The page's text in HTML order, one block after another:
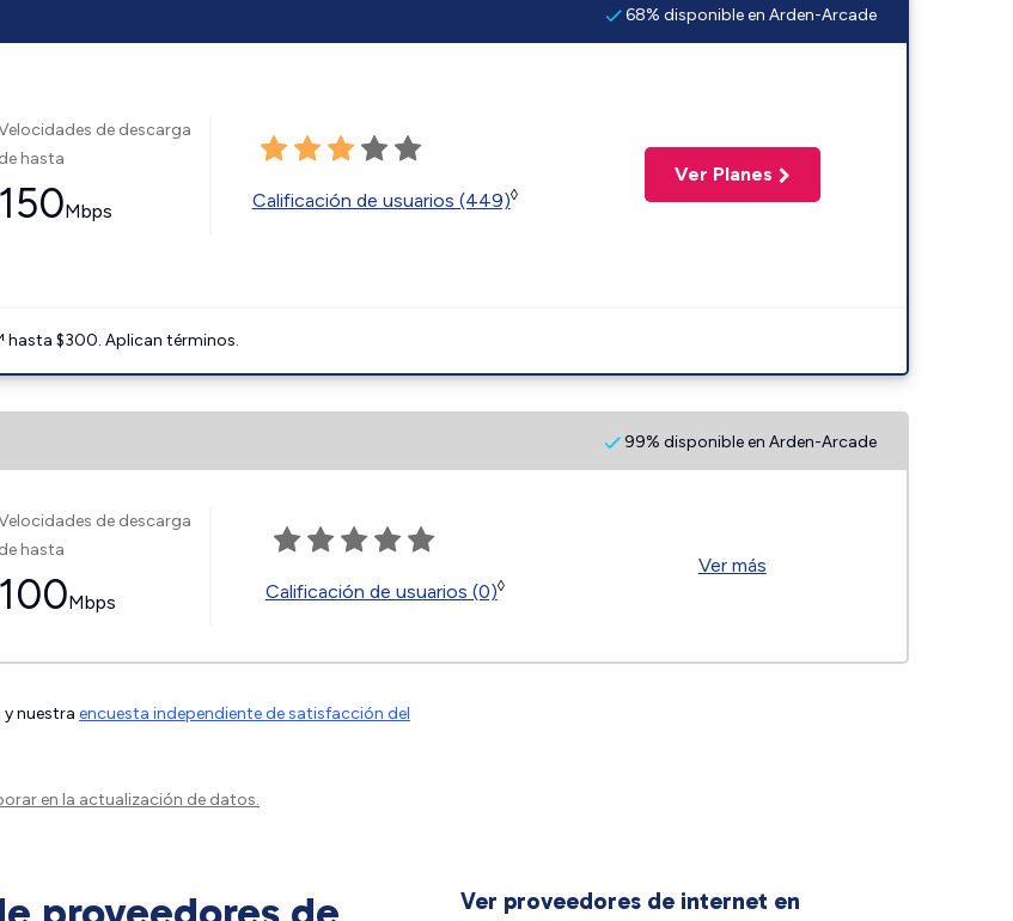
68% disponible en Arden-Arcade
de descarga
de hasta
150Mbps Calificación de usuarios (449)◊
Ver Planes
$300. Aplican términos.
99% disponible en Arden-Arcade
de descarga
de hasta
100Mbps Calificación de usuarios (0)◊
Ver más
y nuestra encuesta independiente de satisfacción del
en la actualización de datos.
Ver proveedores de internet en